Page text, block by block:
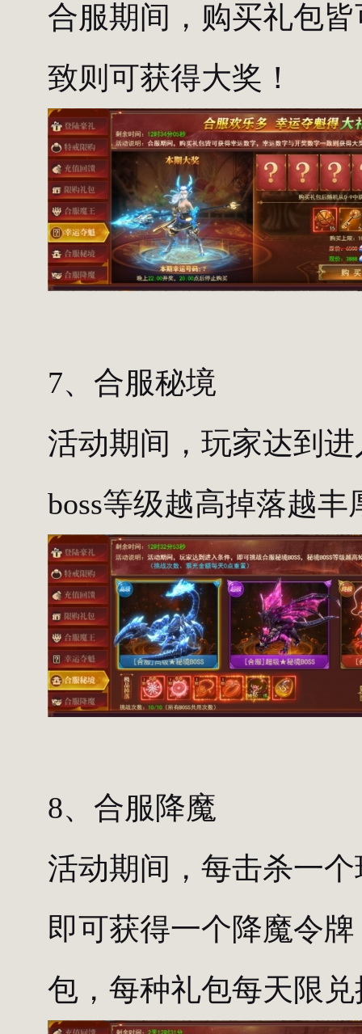
合服期间，购买礼包
致则可获得大奖！
7、合服秘境
活动期间，玩家达到
boss等级越高掉落越
8、合服降魔
活动期间，每击杀一
即可获得一个降魔令
包，每种礼包每天限